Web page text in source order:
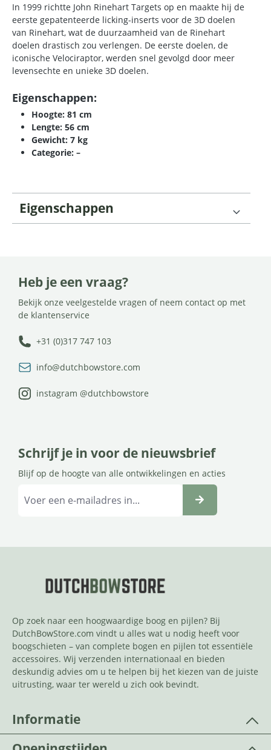
In 1999 richtte John Rinehart Targets op en maakte hij de
eerste gepatenteerde licking-inserts voor de 3D doelen
van Rinehart, wat de duurzaamheid van de Rinehart
doelen drastisch zou verlengen. De eerste doelen, de
iconische Velociraptor, werden snel gevolgd door meer
levensechte en unieke 3D doelen.
Eigenschappen:
Hoogte: 81 cm
Lengte: 56 cm
Gewicht: 7 kg
Categorie: –
Eigenschappen
Heb je een vraag?
Bekijk onze veelgestelde vragen of neem contact op met
de klantenservice
+31 (0)317 747 103
info@dutchbowstore.com
instagram @dutchbowstore
Schrijf je in voor de nieuwsbrief
Blijf op de hoogte van alle ontwikkelingen en acties
Op zoek naar een hoogwaardige boog en pijlen? Bij
DutchBowStore.com vindt u alles wat u nodig heeft voor
boogschieten – van complete bogen en pijlen tot essentiële
accessoires. Wij verzenden internationaal en bieden
deskundig advies om u te helpen bij het kiezen van de juiste
uitrusting, waar ter wereld u zich ook bevindt.
Informatie